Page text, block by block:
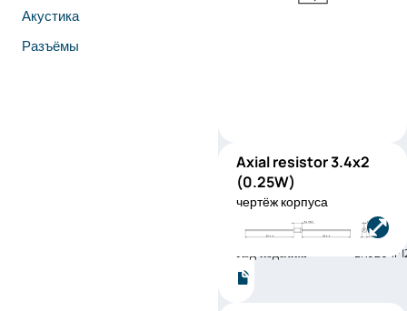
Акустика
Разъёмы
LR0204
(0.25W)
Производитель:
Код изделия:
Axial resistor 3.4x2
(0.25W)
чертёж корпуса